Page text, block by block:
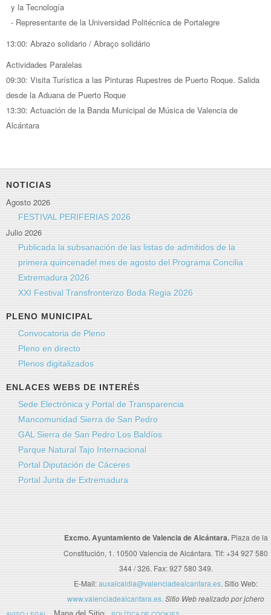
y la Tecnología
- Representante de la Universidad Politécnica de Portalegre
13:00: Abrazo solidario / Abraço solidário
Actividades Paralelas
09:30: Visita Turística a las Pinturas Rupestres de Puerto Roque. Salida
desde la Aduana de Puerto Roque
13:30: Actuación de la Banda Municipal de Música de Valencia de
Alcántara
NOTICIAS
Agosto 2026
FESTIVAL PERIFERIAS 2026
Julio 2026
Publicada la subsanación de las listas de admitidos de la
primera quincenadel mes de agosto del Programa Concilia
Extremadura 2026
XXI Festival Transfronterizo Boda Regia 2026
PLENO MUNICIPAL
Convocatoria de Pleno
Pleno en directo
Plenos digitalizados
ENLACES WEBS DE INTERÉS
Sede Electrónica y Portal de Transparencia
Mancomunidad Sierra de San Pedro
GAL Sierra de San Pedro Los Baldíos
Parque Natural Tajo Internacional
Portal Diputación de Cáceres
Portal Junta de Extremadura
Excmo. Ayuntamiento de Valencia de Alcántara. Plaza de la
Constitución, 1. 10500 Valencia de Alcántara. Tlf: +34 927 580
344 / 326. Fax: 927 580 349.
E-Mail:auxalcaldia@valenciadealcantara.es. Sitio Web:
www.valenciadealcantara.es. Sitio Web realizado por jchero